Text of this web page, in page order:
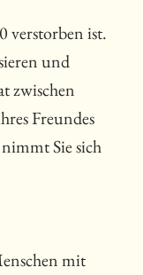
verstorben ist.
und
zwischen
Freundes
Sie sich
mit